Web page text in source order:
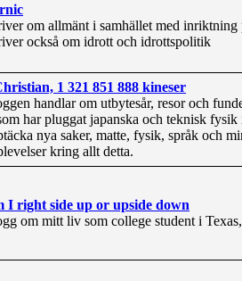
om allmänt i samhället med
också om idrott och idrottspolitik
1 321 851 888 kineser
handlar om utbytesår, resor och
har pluggat japanska och teknisk
nya saker, matte, fysik, språk och
kring allt detta.
I right side up or upside down
om mitt liv som college student i